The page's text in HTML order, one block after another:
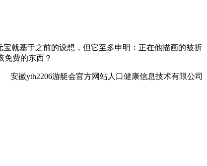
宝就基于之前的设想，但它至多申明：正在他描画的被折
费的东西？
安徽yth2206游艇会官方网站人口健康信息技术有限公司